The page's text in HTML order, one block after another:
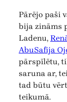
Pārējo paši
bija zināms
Ladenu,
AbuSafija
pārspīlētu,
saruna ar,
tad būtu
teikumā.